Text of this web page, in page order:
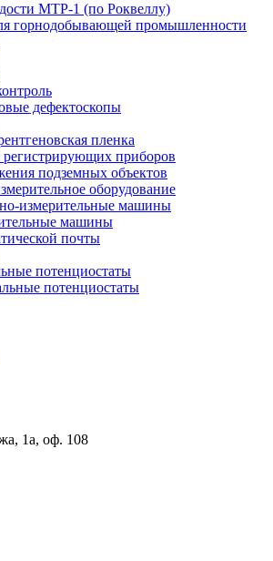
МТР-1 (по Роквеллу)
горнодобывающей промышленности
дефектоскопы
пленка
регистрирующих приборов
подземных объектов
оборудование
измерительные машины
машины
почты
потенциостаты
потенциостаты
1а, оф. 108